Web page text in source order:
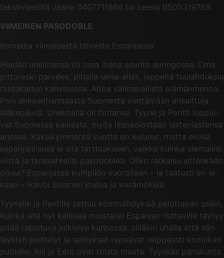
tekstiviestillä Jaana 0407711866 tai Leena 0505319759.
VIIMEINEN PASODOBLE
Ko­me­dia vii­mei­ses­tä tal­ves­ta Es­pan­jas­sa
Hei­dän unel­man­sa oli oma ihana asun­to au­rin­gos­sa. Oma
pit­to­res­ki par­ve­ke, pi­hal­la ui­ma-al­las, lep­pei­tä tuu­lah­duk­sia
ran­ta­ka­dun kah­vi­lois­sa. Aitoa vä­li­me­rel­lis­tä elä­män­me­noa.
Pois an­kean­har­maas­ta Suo­mes­ta viet­tä­mään an­sait­tu­ja
elä­ke­päi­viä. Unel­mal­la oli hin­tan­sa. Tyyne ja Pent­ti luo­pui­
vat Suo­mes­sa kai­kes­ta, myös läs­nä­olos­taan las­ten­las­ten­sa
ar­jes­sa. Kak­si­kym­men­tä vuot­ta on ku­lu­nut, mutta eloi­sa
es­pan­ja­lai­suus ei ota tart­tuak­seen, vaik­ka kuin­ka sie­mai­li­si
vii­niä ja tans­sah­te­li­si pa­so­doblea. Oliko rat­kai­su sit­ten­kään
oikea? Es­pan­jas­sa kum­pi­kin vuo­rol­laan – ja taa­tus­ti eri ai­
kaan – ikä­vöi Suo­men jou­lua ja ke­sä­mök­kiä.
Tyy­nel­le ja Pen­til­le sat­tuu köm­mäh­dyk­siä pe­lot­ta­van usein,
kuin­ka sitä nyt kaik­kea muis­tai­si! Es­pan­jan-tut­ta­vil­le täy­tyy
pitää ra­pis­tu­va jul­ki­si­vu kun­nos­sa, sil­lä­kin uhal­la että säh­
läys­ten peit­te­lyt ja se­li­tyk­set re­peä­vät reip­paas­ti ko­mii­kan
puo­lel­le. Aili ja Eero ovat tois­ta maata. Tyy­li­käs pa­ris­kun­ta